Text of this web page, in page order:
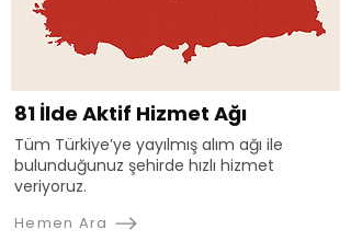
81 İlde Aktif Hizmet Ağı
Tüm Türkiye’ye yayılmış alım ağı ile
bulunduğunuz şehirde hızlı hizmet
veriyoruz.
Hemen Ara